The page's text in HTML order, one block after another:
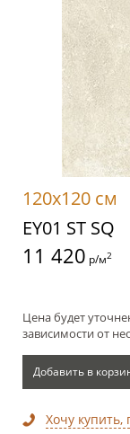
120x120 см
EY01 ST SQ
11 420 р/м2
Цена будет
зависимости от
Добавить в
Хочу купить,